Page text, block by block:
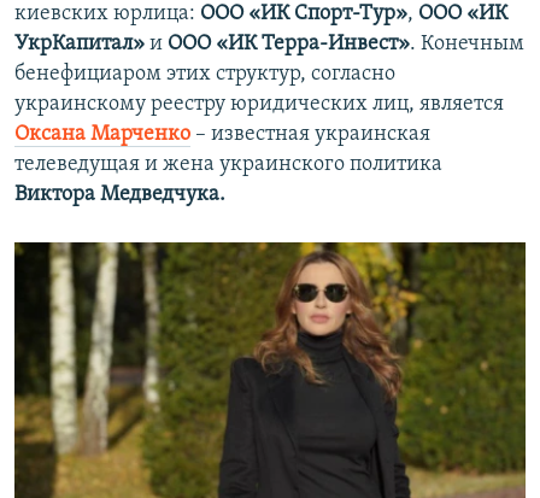
киевских юрлица: ООО «ИК Спорт-Тур», ООО «ИК
УкрКапитал» и ООО «ИК Терра-Инвест». Конечным
бенефициаром этих структур, согласно
украинскому реестру юридических лиц, является
Оксана Марченко – известная украинская
телеведущая и жена украинского политика
Виктора Медведчука.